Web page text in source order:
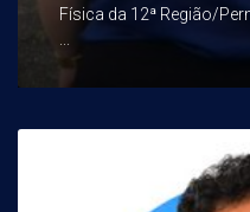
Física da 12ª Região/